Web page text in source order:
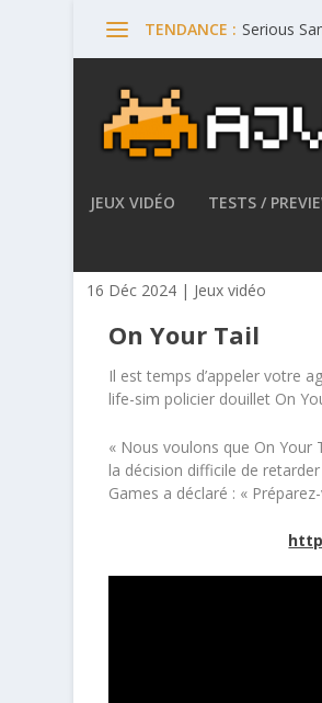
TENDANCE : Serious
JEUX VIDÉO TESTS /
16 Déc 2024 | Jeux vidéo
On Your Tail
Il est temps d’appeler votre
life-sim policier douillet On
« Nous voulons que On Your
la décision difficile de
Games a déclaré : «